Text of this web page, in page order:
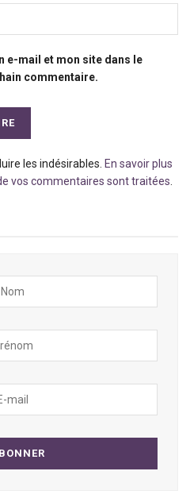
e-mail et mon site dans le
commentaire.
les indésirables. En savoir plus
vos commentaires sont traitées